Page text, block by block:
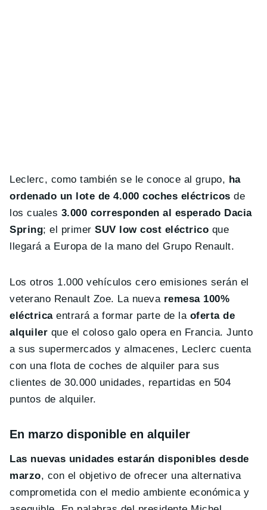
Leclerc, como también se le conoce al grupo, ha
ordenado un lote de 4.000 coches eléctricos de
los cuales 3.000 corresponden al esperado Dacia
Spring; el primerSUV low cost eléctrico que
llegará a Europa de la mano del Grupo Renault.
Los otros 1.000 vehículos cero emisiones serán el
veterano Renault Zoe. La nueva remesa 100%
eléctricaentrará a formar parte de la oferta de
alquiler que el coloso galo opera en Francia. Junto
a sus supermercados y almacenes, Leclerc cuenta
con una flota de coches de alquiler para sus
clientes de 30.000 unidades, repartidas en 504
puntos de alquiler.
En marzo disponible en alquiler
Las nuevas unidades estarán disponibles desde
marzo, con el objetivo de ofrecer una alternativa
comprometida con el medio ambiente económica y